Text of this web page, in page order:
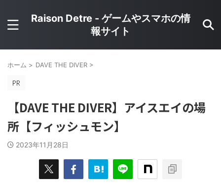
Raison Detre - ゲームやスマホの情
報サイト
ホーム > DAVE THE DIVER >
【DAVE THE DIVER】アイスエイの場
所【フィッシュモン】
2023年11月28日